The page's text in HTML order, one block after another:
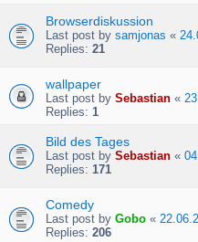
Browserdiskussion
Last post by samjonas «
Replies: 21
wallpaper
Last post by Sebastian «
Replies: 1
Bild des Tages
Last post by Sebastian «
Replies: 171
Comedy
Last post by Gobo «
Replies: 206